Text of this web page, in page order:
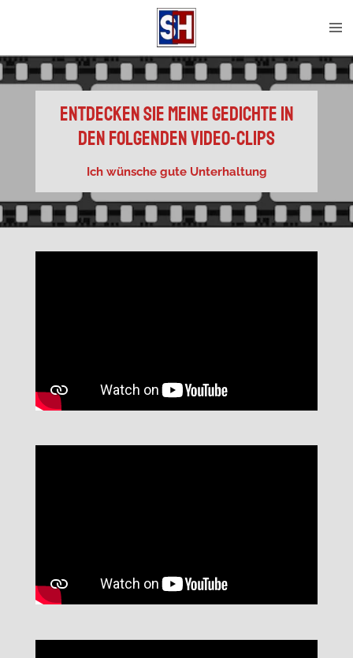
Entdecken sie meine Gedichte in
den folgenden Video-clips
Ich wünsche gute Unterhaltung